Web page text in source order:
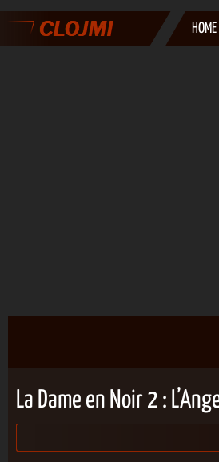
HOME
La Dame en Noir 2 :